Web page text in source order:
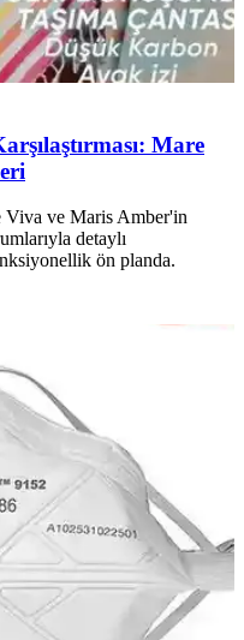
Mare
Viva ve Maris Amber'in
detaylı
ön planda.